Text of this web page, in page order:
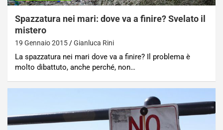
Spazzatura nei mari: dove va a finire? Svelato il
mistero
19 Gennaio 2015 Gianluca Rini
La spazzatura nei mari dove va a finire? Il problema è
molto dibattuto, anche perché, non…